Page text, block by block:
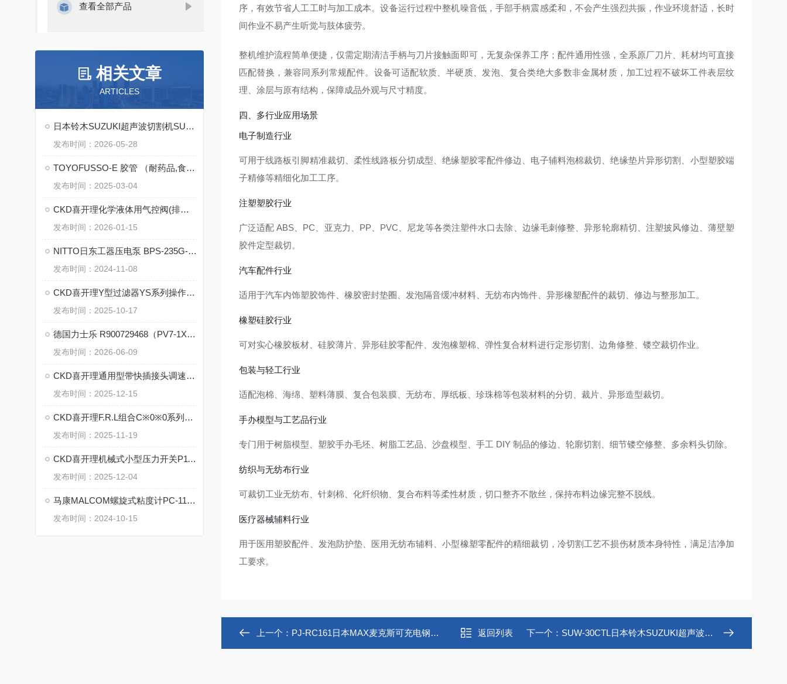
查看全部产品
相关文章
ARTICLES
日本铃木SUZUKI超声波切割机SUW-30CT的核心技术
发布时间：2026-05-28
TOYOFUSSO-E 胶管 （耐药品,食品用胶管）的特点
发布时间：2025-03-04
CKD喜开理化学液体用气控阀(排液用)LYX系列的工作原理
发布时间：2026-01-15
NITTO日东工器压电泵 BPS-235G-A2-0001的技术参数
发布时间：2024-11-08
CKD喜开理Y型过滤器YS系列操作使用
发布时间：2025-10-17
德国力士乐 R900729468（PV7-1X/10-14RE01KD0-16）变量叶片泵核心优势
发布时间：2026-06-09
CKD喜开理通用型带快插接头调速阀SC3U-M5-4-I的优势
发布时间：2025-12-15
CKD喜开理F.R.L组合C※0※0系列的特点
发布时间：2025-11-19
CKD喜开理机械式小型压力开关P1100-6L-W-B11W-3特点
发布时间：2025-12-04
马康MALCOM螺旋式粘度计PC-11的特点
发布时间：2024-10-15
序，有效节省人工工时与加工成本。设备运行过程中整机噪音低，手部手柄震感柔和，不会产生强烈共振，作业环境舒适，长时
间作业不易产生听觉与肢体疲劳。
整机维护流程简单便捷，仅需定期清洁手柄与刀片接触面即可，无复杂保养工序；配件通用性强，全系原厂刀片、耗材均可直接
匹配替换，兼容同系列常规配件。设备可适配软质、半硬质、发泡、复合类绝大多数非金属材质，加工过程不破坏工件表层纹
理、涂层与原有结构，保障成品外观与尺寸精度。
四、多行业应用场景
电子制造行业
可用于线路板引脚精准裁切、柔性线路板分切成型、绝缘塑胶零配件修边、电子辅料泡棉裁切、绝缘垫片异形切割、小型塑胶端
子精修等精细化加工工序。
注塑塑胶行业
广泛适配 ABS、PC、亚克力、PP、PVC、尼龙等各类注塑件水口去除、边缘毛刺修整、异形轮廓精切、注塑披风修边、薄壁塑
胶件定型裁切。
汽车配件行业
适用于汽车内饰塑胶饰件、橡胶密封垫圈、发泡隔音缓冲材料、无纺布内饰件、异形橡塑配件的裁切、修边与整形加工。
橡塑硅胶行业
可对实心橡胶板材、硅胶薄片、异形硅胶零配件、发泡橡塑棉、弹性复合材料进行定形切割、边角修整、镂空裁切作业。
包装与轻工行业
适配泡棉、海绵、塑料薄膜、复合包装膜、无纺布、厚纸板、珍珠棉等包装材料的分切、裁片、异形造型裁切。
手办模型与工艺品行业
专门用于树脂模型、塑胶手办毛坯、树脂工艺品、沙盘模型、手工 DIY 制品的修边、轮廓切割、细节镂空修整、多余料头切除。
纺织与无纺布行业
可裁切工业无纺布、针刺棉、化纤织物、复合布料等柔性材质，切口整齐不散丝，保持布料边缘完整不脱线。
医疗器械辅料行业
用于医用塑胶配件、发泡防护垫、医用无纺布辅料、小型橡塑零配件的精细裁切，冷切割工艺不损伤材质本身特性，满足洁净加
工要求。
上一个： PJ-RC161日本MAX麦克斯可充电钢筋切割机 返回列表 下一个： SUW-30CTL日本铃木SUZUKI超声波切割机